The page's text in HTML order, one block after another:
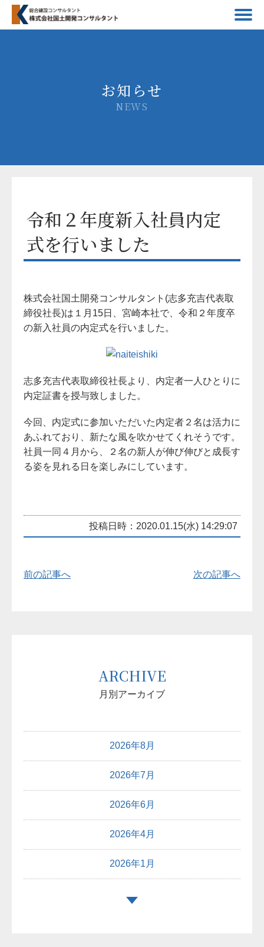
お知らせ
NEWS
令和２年度新入社員内定
式を行いました
株式会社国土開発コンサルタント(志多充吉代表取
締役社長)は１月15日、宮崎本社で、令和２年度卒
の新入社員の内定式を行いました。
志多充吉代表取締役社長より、内定者一人ひとりに
内定証書を授与致しました。
今回、内定式に参加いただいた内定者２名は活力に
あふれており、新たな風を吹かせてくれそうです。
社員一同４月から、２名の新人が伸び伸びと成長す
る姿を見れる日を楽しみにしています。
投稿日時：2020.01.15(水) 14:29:07
前の記事へ 次の記事へ
ARCHIVE
月別アーカイブ
2026年8月
2026年7月
2026年6月
2026年4月
2026年1月